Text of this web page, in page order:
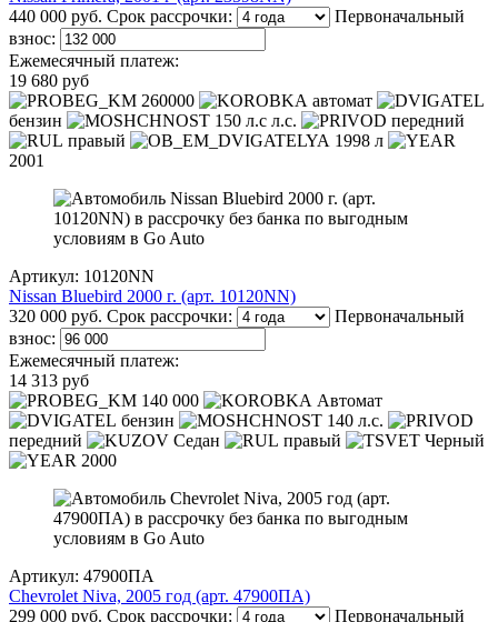
440 000 руб. Срок рассрочки:
Первоначальный
взнос:
Ежемесячный платеж:
19 680 руб
260000
автомат
бензин
150 л.с л.с.
передний
правый
1998 л
2001
Артикул: 10120NN
Nissan Bluebird 2000 г. (арт. 10120NN)
320 000 руб. Срок рассрочки:
Первоначальный
взнос:
Ежемесячный платеж:
14 313 руб
140 000
Автомат
бензин
140 л.с.
передний
Седан правый
Черный
2000
Артикул: 47900ПА
Chevrolet Niva, 2005 год (арт. 47900ПА)
299 000 руб. Срок рассрочки:
Первоначальный